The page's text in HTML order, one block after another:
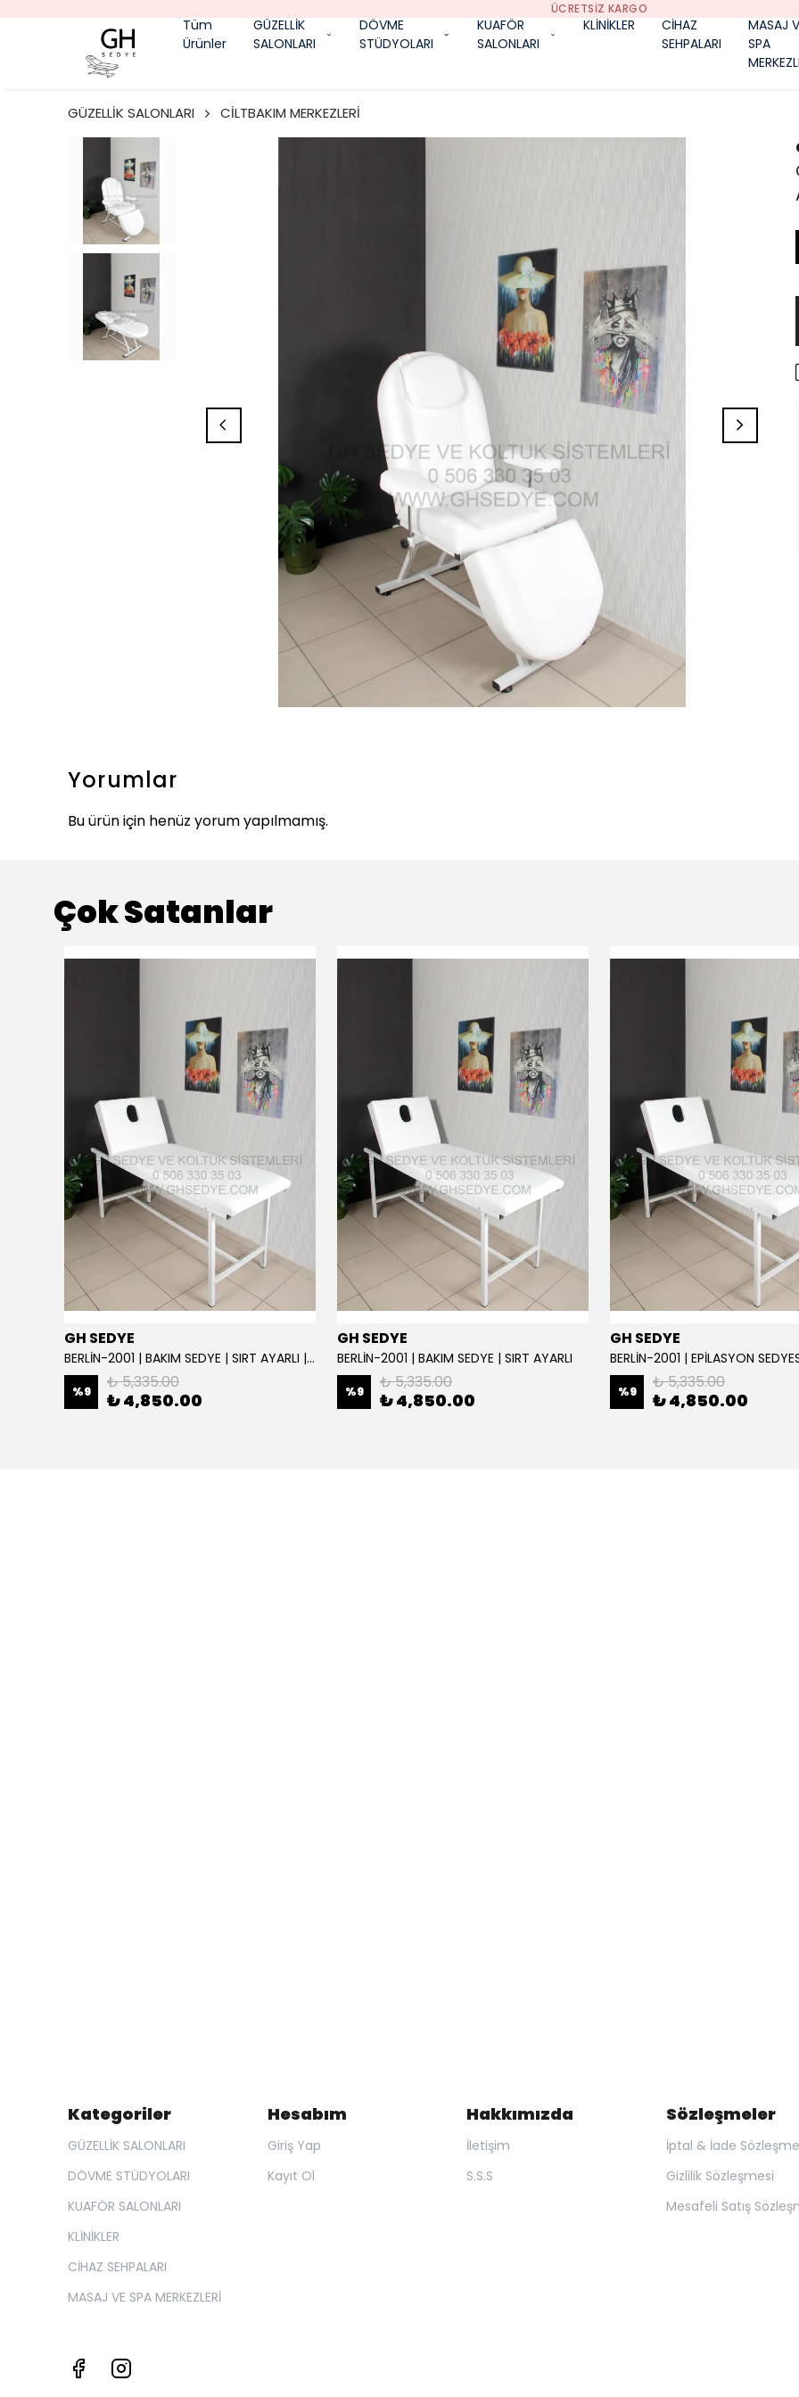
ÜCRETSIZ KARGO
Tüm
Ürünler
GÜZELLİK
SALONLARI
DÖVME
STÜDYOLARI
KUAFÖR
SALONLARI
KLİNİKLER
CİHAZ
SEHPALARI
MASAJ
SPA
GÜZELLİK SALONLARI CİLTBAKIM MERKEZLERİ
Yorumlar
Bu ürün için henüz yorum yapılmamış.
Çok Satanlar
GH SEDYE
BERLİN-2001 | BAKIM SEDYE | SIRT AYARLI | BEYAZ
%9 ₺ 5,335.00
₺ 4,850.00
GH SEDYE
BERLİN-2001 | BAKIM SEDYE | SIRT AYARLI
%9 ₺ 5,335.00
₺ 4,850.00
GH SEDYE
%9 ₺ 5,335.00
₺ 4,850.00
Kategoriler
GÜZELLİK SALONLARI
DÖVME STÜDYOLARI
KUAFÖR SALONLARI
KLİNİKLER
CİHAZ SEHPALARI
MASAJ VE SPA MERKEZLERİ
Hesabım
Giriş Yap
Kayıt Ol
Hakkımızda
İletişim
S.S.S
Sözleşmeler
İptal & İade
Gizlilik Sözleşmesi
Mesafeli Satış